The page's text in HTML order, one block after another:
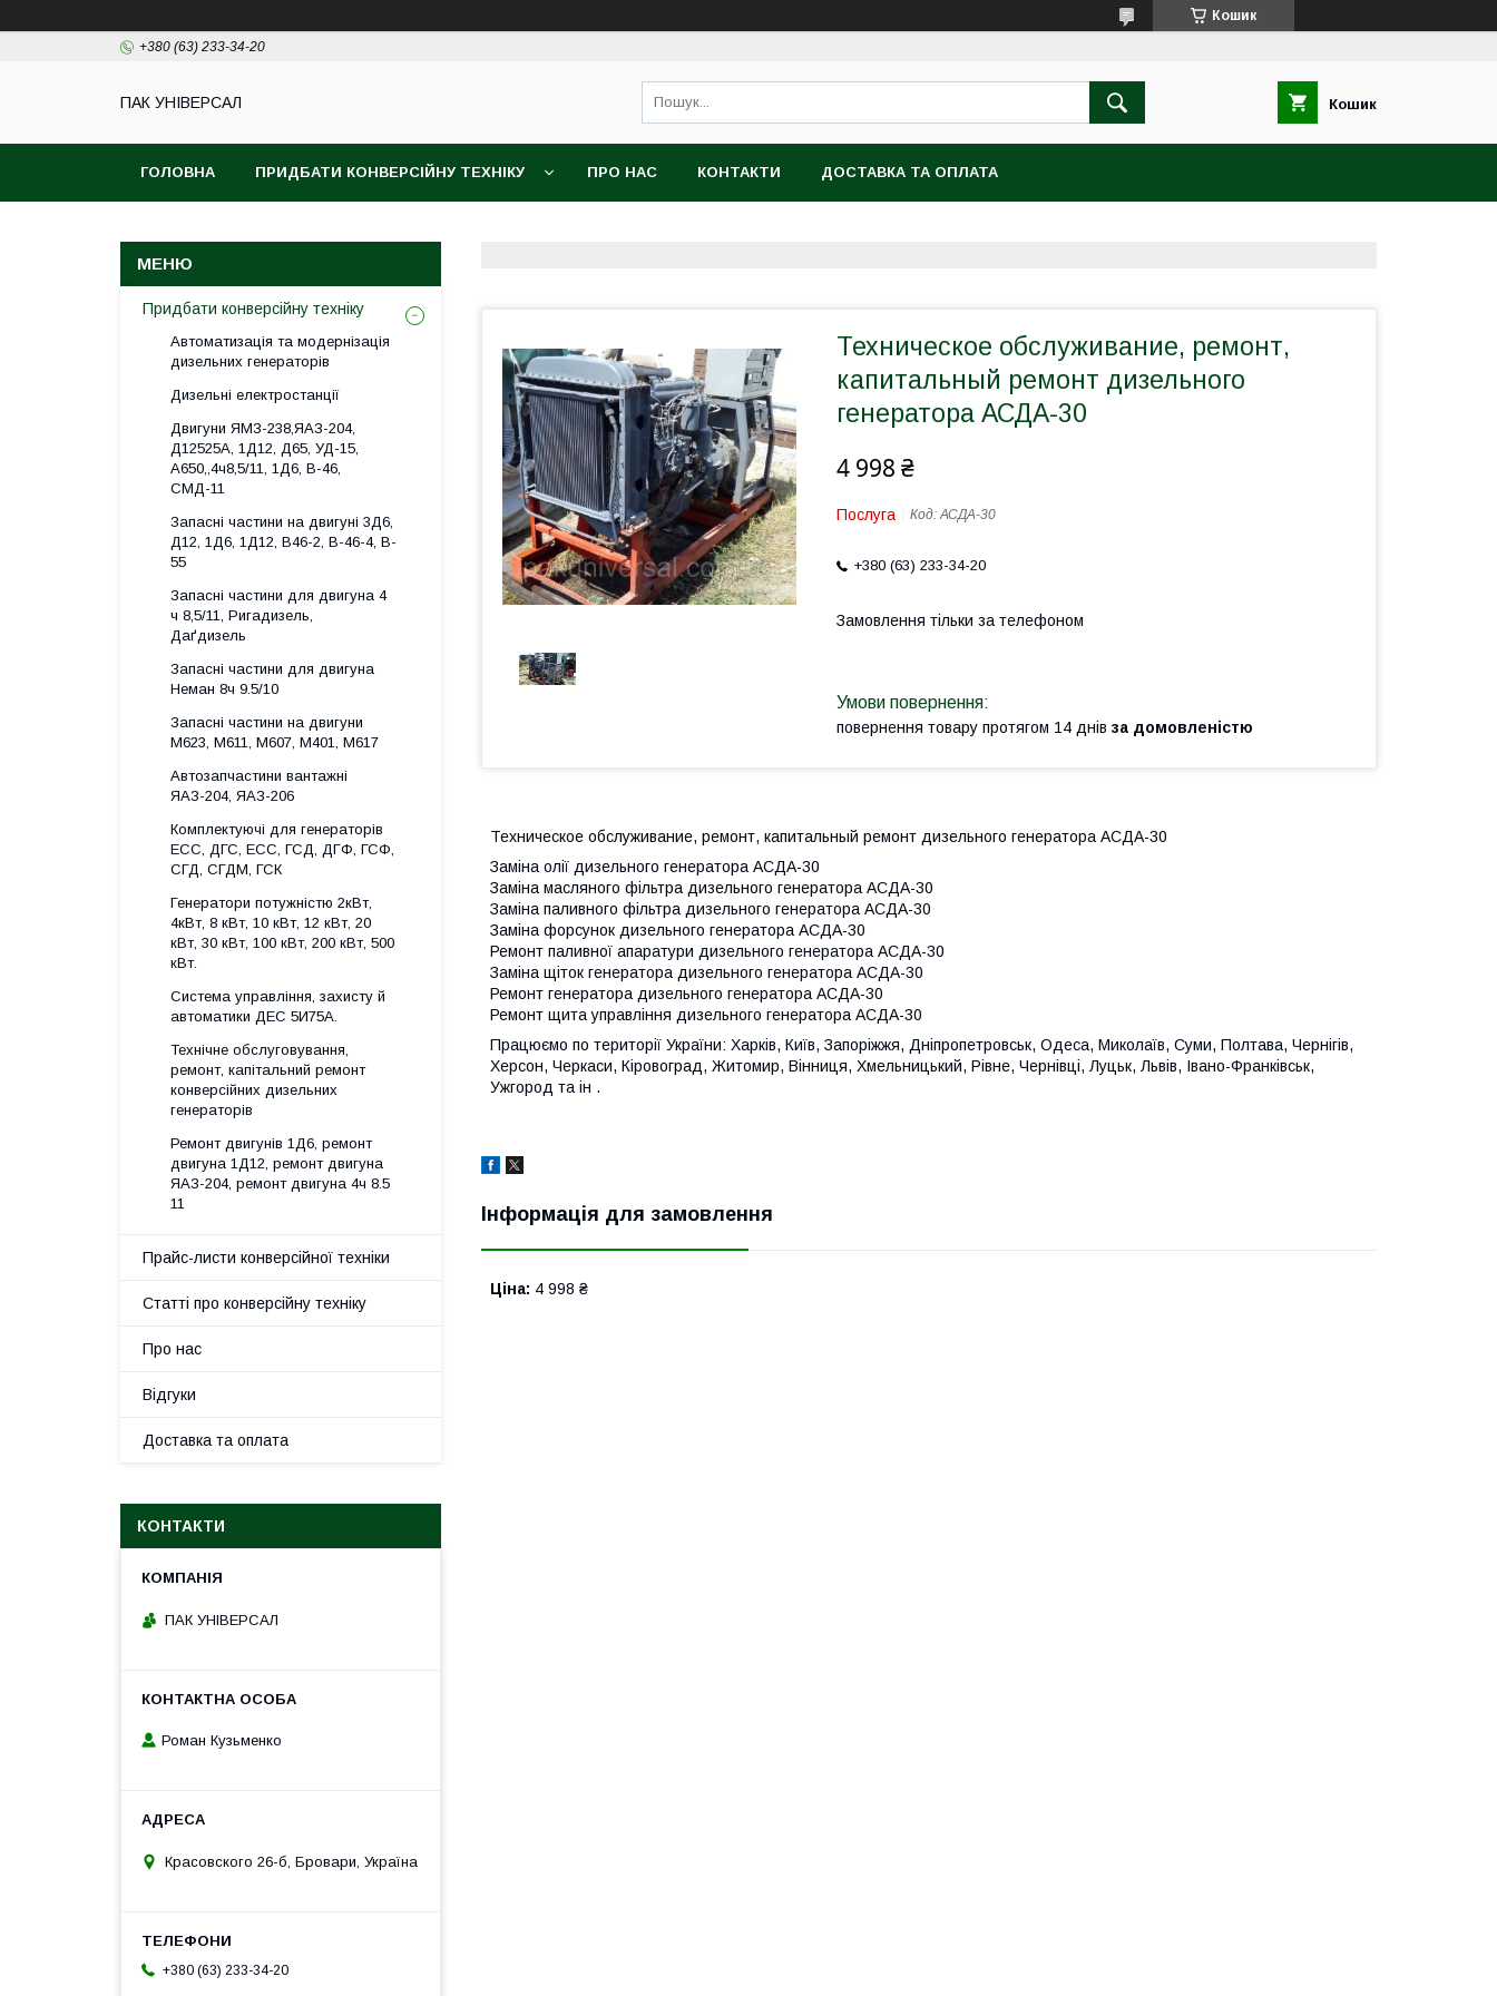
Кошик
+380 (63) 233-34-20
ПАК УНІВЕРСАЛ Кошик
ГОЛОВНА ПРИДБАТИ КОНВЕРСІЙНУ ТЕХНІКУ ПРО НАС КОНТАКТИ ДОСТАВКА ТА ОПЛАТА
Техническое обслуживание, ремонт,
капитальный ремонт дизельного
генератора АСДА-30
4 998 ₴
Послуга Код:АСДА-30
+380 (63) 233-34-20
Замовлення тільки за телефоном
повернення товару протягом 14 днів за домовленістю
Техническое обслуживание, ремонт, капитальный ремонт дизельного генератора АСДА-30
Заміна олії дизельного генератора АСДА-30
Заміна масляного фільтра дизельного генератора АСДА-30
Заміна паливного фільтра дизельного генератора АСДА-30
Заміна форсунок дизельного генератора АСДА-30
Ремонт паливної апаратури дизельного генератора АСДА-30
Заміна щіток генератора дизельного генератора АСДА-30
Ремонт генератора дизельного генератора АСДА-30
Ремонт щита управління дизельного генератора АСДА-30
Працюємо по території України: Харків, Київ, Запоріжжя, Дніпропетровськ, Одеса, Миколаїв, Суми, Полтава, Чернігів,
Херсон, Черкаси, Кіровоград, Житомир, Вінниця, Хмельницький, Рівне, Чернівці, Луцьк, Львів, Івано-Франківськ,
Ужгород та ін .
Інформація для замовлення
Ціна: 4 998 ₴
Придбати конверсійну техніку
Автоматизація та модернізація
дизельних генераторів
Дизельні електростанції
Двигуни ЯМЗ-238,ЯАЗ-204,
Д12525А, 1Д12, Д65, УД-15,
А650,,4ч8,5/11, 1Д6, В-46,
СМД-11
Запасні частини на двигуні 3Д6,
Д12, 1Д6, 1Д12, B46-2, B-46-4, B-
55
Запасні частини для двигуна 4
ч 8,5/11, Ригадизель,
Даґдизель
Запасні частини для двигуна
Неман 8ч 9.5/10
Запасні частини на двигуни
М623, М611, М607, М401, М617
Автозапчастини вантажні
ЯАЗ-204, ЯАЗ-206
Комплектуючі для генераторів
ECC, ДГС, ECC, ГСД, ДГФ, ГСФ,
СГД, СГДМ, ГСК
Генератори потужністю 2кВт,
4кВт, 8 кВт, 10 кВт, 12 кВт, 20
кВт, 30 кВт, 100 кВт, 200 кВт, 500
кВт.
Система управління, захисту й
автоматики ДЕС 5И75А.
Технічне обслуговування,
ремонт, капітальний ремонт
конверсійних дизельних
генераторів
Ремонт двигунів 1Д6, ремонт
двигуна 1Д12, ремонт двигуна
ЯАЗ-204, ремонт двигуна 4ч 8.5
11
Прайс-листи конверсійної техніки
Статті про конверсійну техніку
Про нас
Відгуки
Доставка та оплата
КОНТАКТИ
ПАК УНІВЕРСАЛ
Роман Кузьменко
Красовского 26-б, Бровари, Україна
+380 (63) 233-34-20